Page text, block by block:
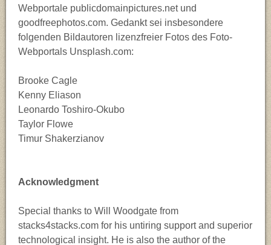
Webportale publicdomainpictures.net und
goodfreephotos.com. Gedankt sei insbesondere
folgenden Bildautoren lizenzfreier Fotos des Foto-
Webportals Unsplash.com:
Brooke Cagle
Kenny Eliason
Leonardo Toshiro-Okubo
Taylor Flowe
Timur Shakerzianov
Acknowledgment
Special thanks to Will Woodgate from
stacks4stacks.com for his untiring support and superior
technological insight. He is also the author of the